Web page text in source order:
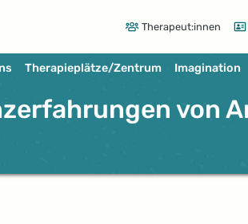
Therapeut:innen
Therapieplätze/Zentrum Imagination
von